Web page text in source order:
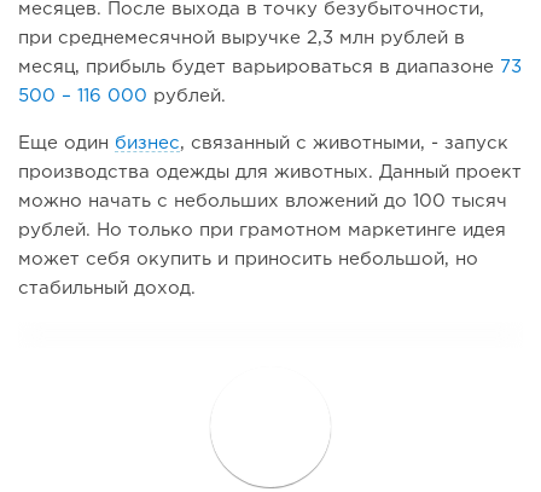
месяцев. После выхода в точку безубыточности,
при среднемесячной выручке 2,3 млн рублей в
месяц, прибыль будет варьироваться в диапазоне
73
500 – 116 000 рублей.
Еще один бизнес, связанный с животными, - запуск
производства одежды для животных. Данный проект
можно начать с небольших вложений до 100 тысяч
рублей. Но только при грамотном маркетинге идея
может себя окупить и приносить небольшой, но
стабильный доход.